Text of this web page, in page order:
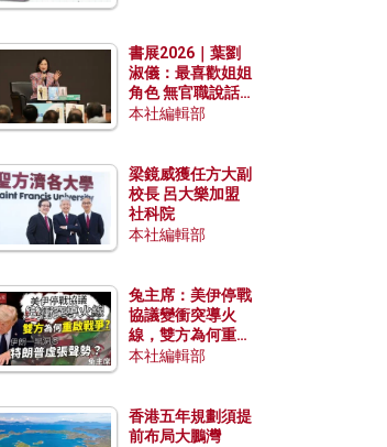
書展2026｜葉劉
淑儀：最喜歡姐姐
角色 無官職說話
包袱少
本社編輯部
梁鏡威獲任方大副
校長 呂大樂加盟
社科院
本社編輯部
兔主席：美伊停戰
協議變衝突導火
線，雙方為何重啟
戰爭？伊朗一早洞
本社編輯部
香港五年規劃須提
前布局大鵬灣